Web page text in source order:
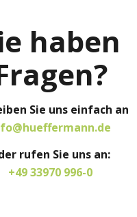
haben
Sie uns einfach an
rufen Sie uns an:
+49 33970 996-0